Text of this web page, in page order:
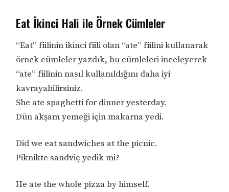
Eat İkinci Hali ile Örnek Cümleler
“Eat” fiilinin ikinci fiili olan “ate” fiilini kullanarak
örnek cümleler yazdık, bu cümleleri inceleyerek
“ate” fiilinin nasıl kullanıldığını daha iyi
kavrayabilirsiniz.
She ate spaghetti for dinner yesterday.
Dün akşam yemeği için makarna yedi.
Did we eat sandwiches at the picnic.
Piknikte sandviç yedik mi?
He ate the whole pizza by himself.